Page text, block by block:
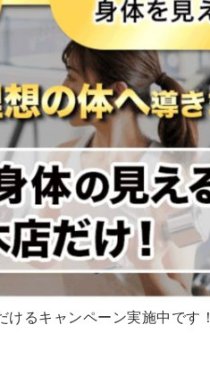
るキャンペーン実施中です！